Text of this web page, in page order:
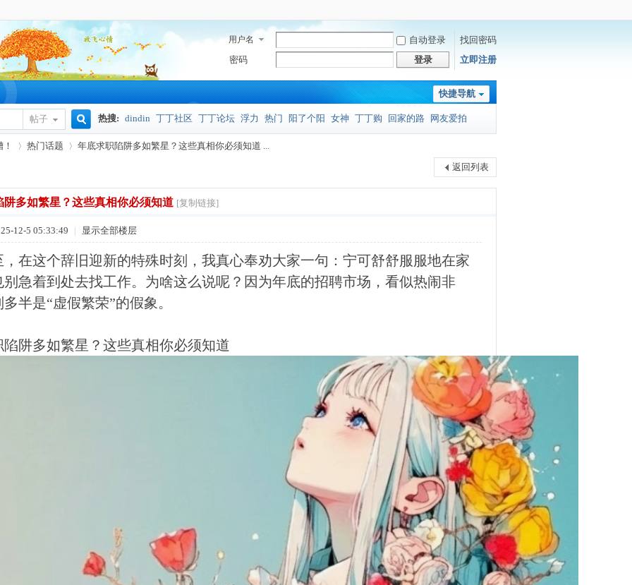
用户名 自动登录
找回密码
密码
登录 立即注册
快捷导航
帖子
搜
索
热搜: dindin 丁丁社区 丁丁论坛 浮力 热门 阳了个阳 女神 丁丁购 回家的路 网友爱拍
奥密克戎
›
热门话题
›
年底求职陷阱多如繁星？这些真相你必须知道 ...
返回列表
阱多如繁星？这些真相你必须知道 [复制链接]
12-5 05:33:49 | 显示全部楼层
，在这个辞旧迎新的特殊时刻，我真心奉劝大家一句：宁可舒舒服服地在家
别急着到处去找工作。为啥这么说呢？因为年底的招聘市场，看似热闹非
半是“虚假繁荣”的假象。
陷阱多如繁星？这些真相你必须知道